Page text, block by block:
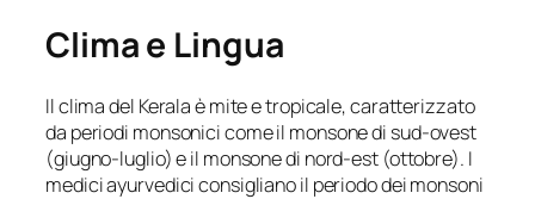
Clima e Lingua
Il clima del Kerala è mite e tropicale, caratterizzato
da periodi monsonici come il monsone di sud-ovest
(giugno-luglio) e il monsone di nord-est (ottobre). I
medici ayurvedici consigliano il periodo dei monsoni